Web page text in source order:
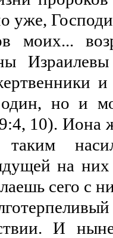
уже,
моих...
Израилевы
один, но и
10). Иона
на них
сего с
И